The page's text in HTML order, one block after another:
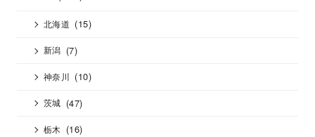
北海道 (15)
新潟 (7)
神奈川 (10)
茨城 (47)
栃木 (16)